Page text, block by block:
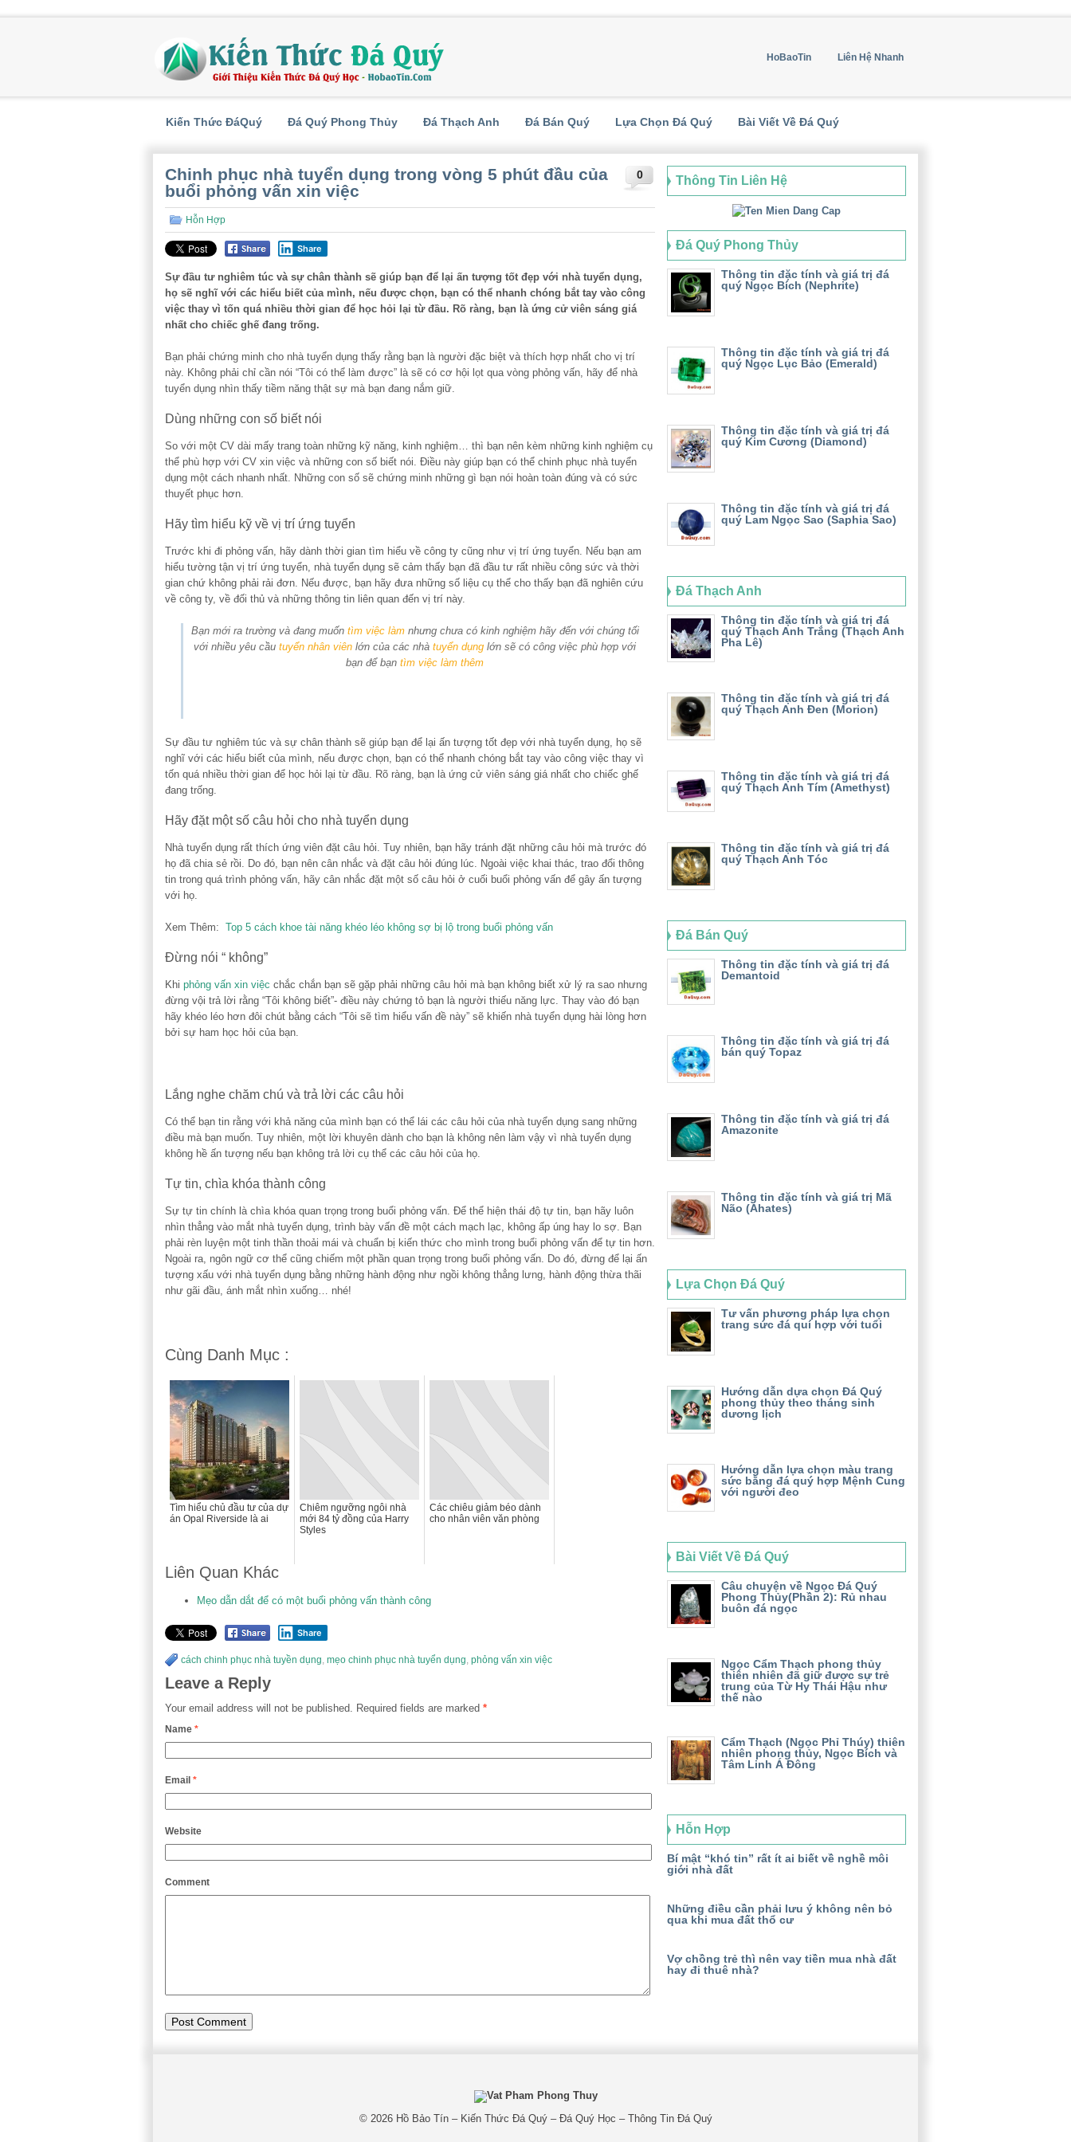
HoBaoTin Liên Hệ Nhanh
Kiến Thức ĐáQuý Đá Quý Phong Thủy Đá Thạch Anh Đá Bán Quý Lựa Chọn Đá Quý Bài Viết Về Đá Quý
0
Chinh phục nhà tuyển dụng trong vòng 5 phút đầu của
buổi phỏng vấn xin việc
Hỗn Hợp
Share
Sự đầu tư nghiêm túc và sự chân thành sẽ giúp bạn để lại ấn tượng tốt đẹp với nhà tuyển dụng,
họ sẽ nghĩ với các hiểu biết của mình, nếu được chọn, bạn có thể nhanh chóng bắt tay vào công
việc thay vì tốn quá nhiều thời gian để học hỏi lại từ đầu. Rõ ràng, bạn là ứng cử viên sáng giá
nhất cho chiếc ghế đang trống.
Bạn phải chứng minh cho nhà tuyển dụng thấy rằng bạn là người đặc biệt và thích hợp nhất cho vị trí
này. Không phải chỉ cần nói “Tôi có thể làm được” là sẽ có cơ hội lọt qua vòng phỏng vấn, hãy để nhà
tuyển dụng nhìn thấy tiềm năng thật sự mà bạn đang nắm giữ.
Dùng những con số biết nói
So với một CV dài mấy trang toàn những kỹ năng, kinh nghiệm… thì bạn nên kèm những kinh nghiệm cụ
thể phù hợp với CV xin việc và những con số biết nói. Điều này giúp bạn có thể chinh phục nhà tuyển
dụng một cách nhanh nhất. Những con số sẽ chứng minh những gì bạn nói hoàn toàn đúng và có sức
thuyết phục hơn.
Hãy tìm hiểu kỹ về vị trí ứng tuyển
Trước khi đi phỏng vấn, hãy dành thời gian tìm hiểu về công ty cũng như vị trí ứng tuyển. Nếu bạn am
hiểu tường tận vị trí ứng tuyển, nhà tuyển dụng sẽ cảm thấy bạn đã đầu tư rất nhiều công sức và thời
gian chứ không phải rải đơn. Nếu được, bạn hãy đưa những số liệu cụ thể cho thấy bạn đã nghiên cứu
về công ty, về đối thủ và những thông tin liên quan đến vị trí này.
Bạn mới ra trường và đang muốn tìm việc làmnhưng chưa có kinh nghiệm hãy đến với chúng tối
với nhiều yêu cầu tuyển nhân viên lớn của các nhà tuyển dụng lớn sẽ có công việc phù hợp với
bạn để bạn tìm việc làm thêm
Sự đầu tư nghiêm túc và sự chân thành sẽ giúp bạn để lại ấn tượng tốt đẹp với nhà tuyển dụng, họ sẽ
nghĩ với các hiểu biết của mình, nếu được chọn, bạn có thể nhanh chóng bắt tay vào công việc thay vì
tốn quá nhiều thời gian để học hỏi lại từ đầu. Rõ ràng, bạn là ứng cử viên sáng giá nhất cho chiếc ghế
đang trống.
Hãy đặt một số câu hỏi cho nhà tuyển dụng
Nhà tuyển dụng rất thích ứng viên đặt câu hỏi. Tuy nhiên, bạn hãy tránh đặt những câu hỏi mà trước đó
họ đã chia sẻ rồi. Do đó, bạn nên cân nhắc và đặt câu hỏi đúng lúc. Ngoài việc khai thác, trao đổi thông
tin trong quá trình phỏng vấn, hãy cân nhắc đặt một số câu hỏi ở cuối buổi phỏng vấn để gây ấn tượng
với họ.
Xem Thêm: Top 5 cách khoe tài năng khéo léo không sợ bị lộ trong buổi phỏng vấn
Đừng nói “ không”
Khi phỏng vấn xin việc chắc chắn bạn sẽ gặp phải những câu hỏi mà bạn không biết xử lý ra sao nhưng
đừng vội trả lời rằng “Tôi không biết”- điều này chứng tỏ bạn là người thiếu năng lực. Thay vào đó bạn
hãy khéo léo hơn đôi chút bằng cách “Tôi sẽ tìm hiểu vấn đề này” sẽ khiến nhà tuyển dụng hài lòng hơn
bởi sự ham học hỏi của bạn.
Lắng nghe chăm chú và trả lời các câu hỏi
Có thể bạn tin rằng với khả năng của mình bạn có thể lái các câu hỏi của nhà tuyển dụng sang những
điều mà bạn muốn. Tuy nhiên, một lời khuyên dành cho bạn là không nên làm vậy vì nhà tuyển dụng
không hề ấn tượng nếu bạn không trả lời cụ thể các câu hỏi của họ.
Tự tin, chìa khóa thành công
Sự tự tin chính là chìa khóa quan trọng trong buổi phỏng vấn. Để thể hiện thái độ tự tin, bạn hãy luôn
nhìn thẳng vào mắt nhà tuyển dụng, trình bày vấn đề một cách mạch lạc, không ấp úng hay lo sợ. Bạn
phải rèn luyện một tinh thần thoải mái và chuẩn bị kiến thức cho mình trong buổi phỏng vấn để tự tin hơn.
Ngoài ra, ngôn ngữ cơ thể cũng chiếm một phần quan trọng trong buổi phỏng vấn. Do đó, đừng để lại ấn
tượng xấu với nhà tuyển dụng bằng những hành động như ngồi không thẳng lưng, hành động thừa thãi
như gãi đầu, ánh mắt nhìn xuống… nhé!
Cùng Danh Mục :
Tìm hiểu chủ đầu tư của dự
án Opal Riverside là ai
Chiêm ngưỡng ngôi nhà
mới 84 tỷ đồng của Harry
Styles
Các chiêu giảm béo dành
cho nhân viên văn phòng
Liên Quan Khác
Mẹo dẫn dắt để có một buổi phỏng vấn thành công
Share
cách chinh phục nhà tuyền dụng, mẹo chinh phục nhà tuyển dụng, phỏng vấn xin việc
Leave a Reply
Your email address will not be published. Required fields are marked *
Name *
Email *
Website
Comment
Thông Tin Liên Hệ
Đá Quý Phong Thủy
Thông tin đặc tính và giá trị đá
quý Ngọc Bích (Nephrite)
Thông tin đặc tính và giá trị đá
quý Ngọc Lục Bảo (Emerald)
Thông tin đặc tính và giá trị đá
quý Kim Cương (Diamond)
Thông tin đặc tính và giá trị đá
quý Lam Ngọc Sao (Saphia Sao)
Đá Thạch Anh
Thông tin đặc tính và giá trị đá
quý Thạch Anh Trắng (Thạch Anh
Pha Lê)
Thông tin đặc tính và giá trị đá
quý Thạch Anh Đen (Morion)
Thông tin đặc tính và giá trị đá
quý Thạch Anh Tím (Amethyst)
Thông tin đặc tính và giá trị đá
quý Thạch Anh Tóc
Đá Bán Quý
Thông tin đặc tính và giá trị đá
Demantoid
Thông tin đặc tính và giá trị đá
bán quý Topaz
Thông tin đặc tính và giá trị đá
Amazonite
Thông tin đặc tính và giá trị Mã
Não (Ahates)
Lựa Chọn Đá Quý
Tư vấn phương pháp lựa chọn
trang sức đá quí hợp với tuổi
Hướng dẫn dựa chọn Đá Quý
phong thủy theo tháng sinh
dương lịch
Hướng dẫn lựa chọn màu trang
sức bằng đá quý hợp Mệnh Cung
với người đeo
Bài Viết Về Đá Quý
Câu chuyện về Ngọc Đá Quý
Phong Thủy(Phần 2): Rủ nhau
buôn đá ngọc
Ngọc Cẩm Thạch phong thủy
thiên nhiên đã giữ được sự trẻ
trung của Từ Hy Thái Hậu như
thế nào
Cẩm Thạch (Ngọc Phỉ Thúy) thiên
nhiên phong thủy, Ngọc Bích và
Tâm Linh Á Đông
Hỗn Hợp
Bí mật “khó tin” rất ít ai biết về nghề môi
giới nhà đất
Những điều cần phải lưu ý không nên bỏ
qua khi mua đất thổ cư
Vợ chồng trẻ thì nên vay tiền mua nhà đất
hay đi thuê nhà?
© 2026 Hồ Bảo Tín – Kiến Thức Đá Quý – Đá Quý Học – Thông Tin Đá Quý